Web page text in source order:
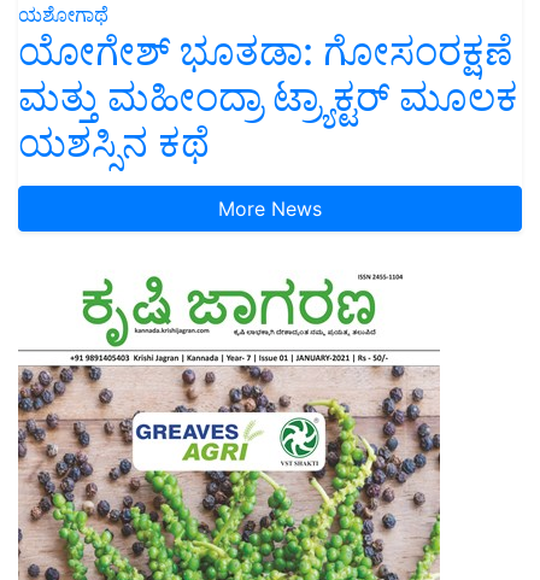
ಯಶೋಗಾಥೆ
ಯೋಗೇಶ್ ಭೂತಡಾ: ಗೋಸಂರಕ್ಷಣೆ
ಮತ್ತು ಮಹೀಂದ್ರಾ ಟ್ರ್ಯಾಕ್ಟರ್ ಮೂಲಕ
ಯಶಸ್ಸಿನ ಕಥೆ
More News